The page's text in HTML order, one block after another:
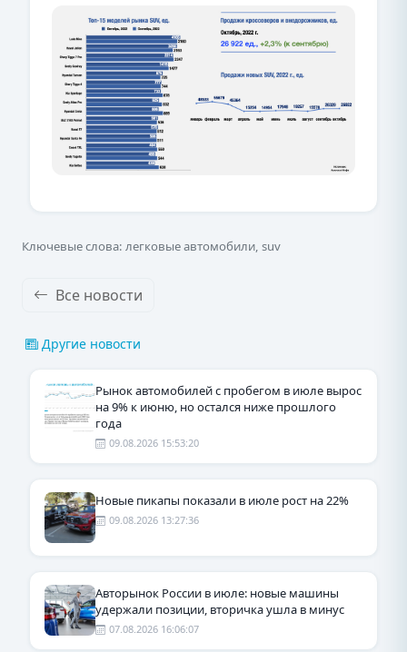
Ключевые слова: легковые автомобили, suv
Все новости
Другие новости
Рынок автомобилей с пробегом в июле вырос
на 9% к июню, но остался ниже прошлого
года
09.08.2026 15:53:20
Новые пикапы показали в июле рост на 22%
09.08.2026 13:27:36
Авторынок России в июле: новые машины
удержали позиции, вторичка ушла в минус
07.08.2026 16:06:07